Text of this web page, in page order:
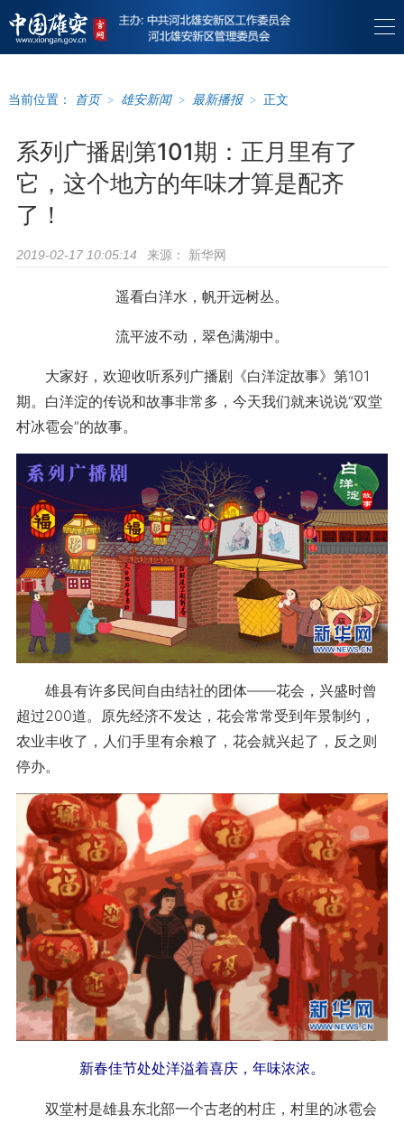
当前位置： 首页 > 雄安新闻 > 最新播报 > 正文
系列广播剧第101期：正月里有了
它，这个地方的年味才算是配齐
了！
2019-02-17 10:05:14 来源： 新华网
遥看白洋水，帆开远树丛。
流平波不动，翠色满湖中。
大家好，欢迎收听系列广播剧《白洋淀故事》第101
期。白洋淀的传说和故事非常多，今天我们就来说说“双堂
村冰雹会”的故事。
雄县有许多民间自由结社的团体——花会，兴盛时曾
超过200道。原先经济不发达，花会常常受到年景制约，
农业丰收了，人们手里有余粮了，花会就兴起了，反之则
停办。
新春佳节处处洋溢着喜庆，年味浓浓。
双堂村是雄县东北部一个古老的村庄，村里的冰雹会